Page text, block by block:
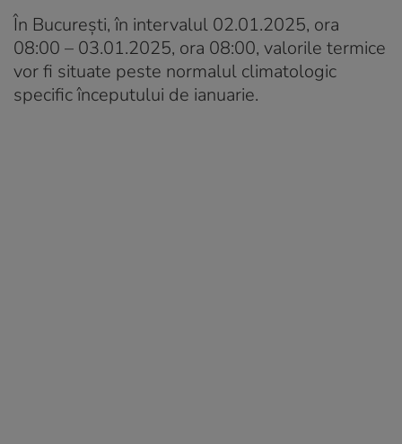
În București, în intervalul 02.01.2025, ora
08:00 – 03.01.2025, ora 08:00, valorile termice
vor fi situate peste normalul climatologic
specific începutului de ianuarie.